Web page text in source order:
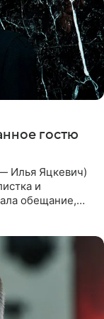
гостю
Илья Яцкевич)
и
обещание,